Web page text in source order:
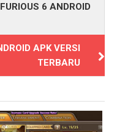
6 ANDROID
APK VERSI
TERBARU